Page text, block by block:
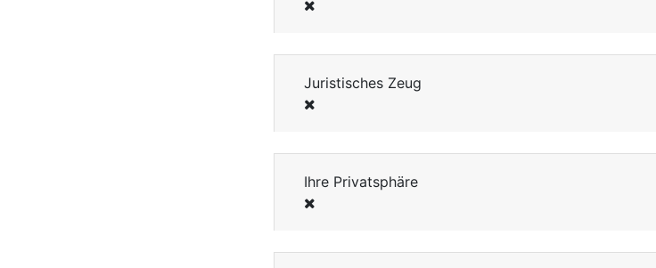
Juristisches Zeug
Ihre Privatsphäre